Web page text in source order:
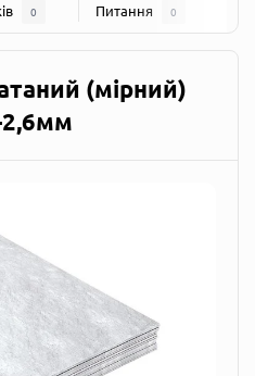
0 Питання 0
(мірний)
2,6мм